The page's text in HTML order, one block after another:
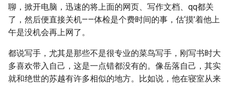
聊，掀开电脑，迅速的将上面的网页、写作文档、qq都关
了，然后便直接关机——体检是个费时间的事，估‘摸’着他上
午是没机会再上网了。
都说写手，尤其是那些不是很专业的菜鸟写手，刚写书时大
多喜欢带入自己，这是一点错都没有的。像岳落自己，其实
就和绝世的苏越有许多相似的地方。比如说，他在寝室从来